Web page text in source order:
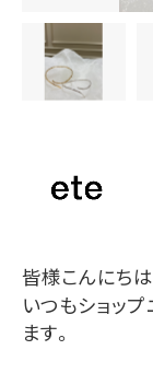
皆様こんにちは
いつもショッ
ます。